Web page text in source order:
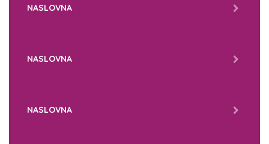
NASLOVNA
NASLOVNA
NASLOVNA